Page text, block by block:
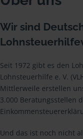
Wir sind
Seit 1972 gibt es den
Lohnsteuerhilfe e. V.
Mittlerweile erstellen
3.000 Beratungsstellen
Und das ist noch nicht